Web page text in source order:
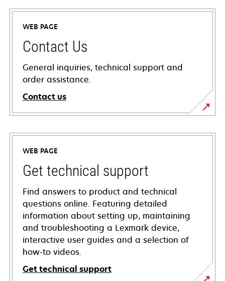
WEB PAGE
Contact Us
General inquiries, technical support and
order assistance.
Contact us
WEB PAGE
Get technical support
Find answers to product and technical
questions online. Featuring detailed
information about setting up, maintaining
and troubleshooting a Lexmark device,
interactive user guides and a selection of
how-to videos.
Get technical support